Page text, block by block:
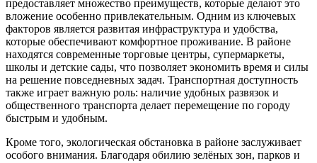
предоставляет множество преимуществ, которые делают это
вложение особенно привлекательным. Одним из ключевых
факторов является развитая инфраструктура и удобства,
которые обеспечивают комфортное проживание. В районе
находятся современные торговые центры, супермаркеты,
школы и детские сады, что позволяет экономить время и силы
на решение повседневных задач. Транспортная доступность
также играет важную роль: наличие удобных развязок и
общественного транспорта делает перемещение по городу
быстрым и удобным.
Кроме того, экологическая обстановка в районе заслуживает
особого внимания. Благодаря обилию зелёных зон, парков и